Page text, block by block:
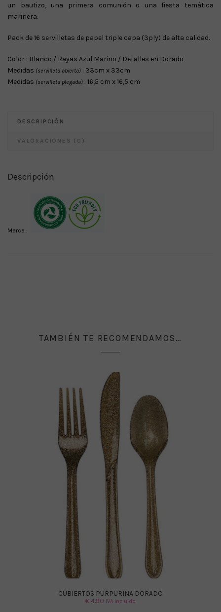
un bautizo, una primera comunión o una fiesta temática
marinera.
Pack de 16 servilletas de papel triple capa (3ply) de alta calidad.
Color : Blanco / Rayas Azul Marino / Detalles en Dorado
Medidas (servilleta abierta) : 33cm x 33cm
Medidas (servilleta plegada) : 16,5 cm x 16,5 cm
DESCRIPCIÓN
VALORACIONES (0)
Descripción
Marca :
TAMBIÉN TE RECOMENDAMOS…
CUBIERTOS PURPURINA DORADO
€4.90 IVA Incluido